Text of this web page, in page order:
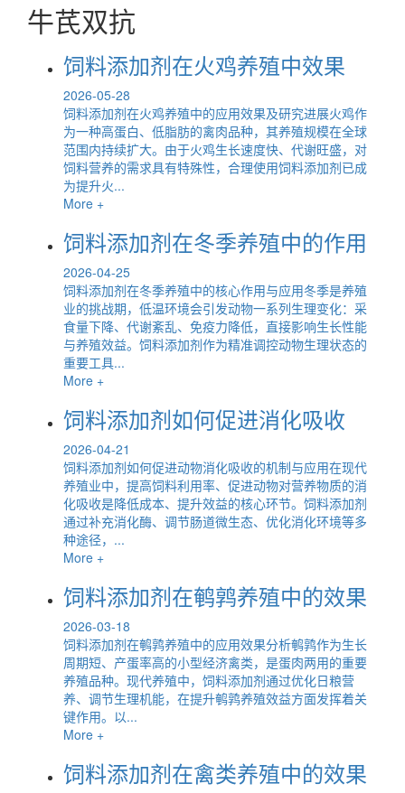
牛芪双抗
饲料添加剂在火鸡养殖中效果
2026-05-28
饲料添加剂在火鸡养殖中的应用效果及研究进展火鸡作
为一种高蛋白、低脂肪的禽肉品种，其养殖规模在全球
范围内持续扩大。由于火鸡生长速度快、代谢旺盛，对
饲料营养的需求具有特殊性，合理使用饲料添加剂已成
为提升火...
More +
饲料添加剂在冬季养殖中的作用
2026-04-25
饲料添加剂在冬季养殖中的核心作用与应用冬季是养殖
业的挑战期，低温环境会引发动物一系列生理变化：采
食量下降、代谢紊乱、免疫力降低，直接影响生长性能
与养殖效益。饲料添加剂作为精准调控动物生理状态的
重要工具...
More +
饲料添加剂如何促进消化吸收
2026-04-21
饲料添加剂如何促进动物消化吸收的机制与应用在现代
养殖业中，提高饲料利用率、促进动物对营养物质的消
化吸收是降低成本、提升效益的核心环节。饲料添加剂
通过补充消化酶、调节肠道微生态、优化消化环境等多
种途径，...
More +
饲料添加剂在鹌鹑养殖中的效果
2026-03-18
饲料添加剂在鹌鹑养殖中的应用效果分析鹌鹑作为生长
周期短、产蛋率高的小型经济禽类，是蛋肉两用的重要
养殖品种。现代养殖中，饲料添加剂通过优化日粮营
养、调节生理机能，在提升鹌鹑养殖效益方面发挥着关
键作用。以...
More +
饲料添加剂在禽类养殖中的效果